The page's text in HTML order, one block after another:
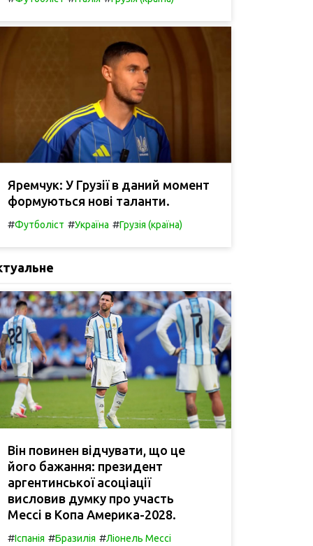
Яремчук: У Грузії в даний момент
формуються нові таланти.
#Футболіст #Україна #Грузія (країна)
Він повинен відчувати, що це
його бажання: президент
аргентинської асоціації
висловив думку про участь
Мессі в Копа Америка-2028.
#Іспанія #Бразилія #Ліонель Мессі